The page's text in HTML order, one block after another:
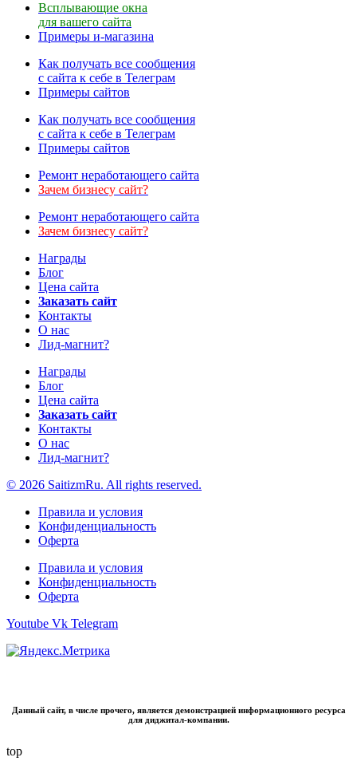
Всплывающие окна
для вашего сайта
Примеры и-магазина
Как получать все сообщения
с сайта к себе в Телеграм
Примеры сайтов
Как получать все сообщения
с сайта к себе в Телеграм
Примеры сайтов
Ремонт неработающего сайта
Зачем бизнесу сайт?
Ремонт неработающего сайта
Зачем бизнесу сайт?
Награды
Блог
Цена сайта
Заказать сайт
Контакты
О нас
Лид-магнит?
Награды
Блог
Цена сайта
Заказать сайт
Контакты
О нас
Лид-магнит?
© 2026 SaitizmRu. All rights reserved.
Правила и условия
Конфиденциальность
Оферта
Правила и условия
Конфиденциальность
Оферта
Youtube Vk Telegram
Данный сайт, в числе прочего, является демонстрацией информационного ресурса
для диджитал-компании.
top